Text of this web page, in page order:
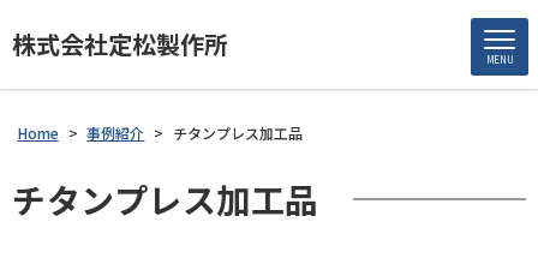
株式会社定松製作所 MENU
Home > 事例紹介 > チタンプレス加工品
チタンプレス加工品